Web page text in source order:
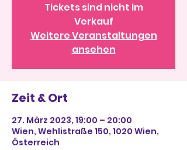
Tickets sind nicht im
Verkauf
Weitere Veranstaltungen
ansehen
Zeit & Ort
27. März 2023, 19:00 – 20:00
Wien, Wehlistraße 150, 1020 Wien,
Österreich